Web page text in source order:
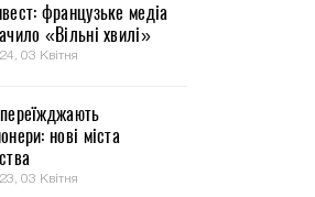
французьке медіа
«Вільні хвилі»
03 Квітня
нові міста
03 Квітня